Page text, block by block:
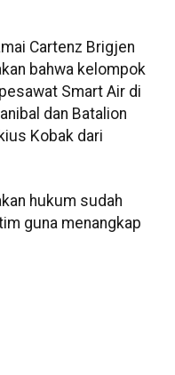
Cartenz Brigjen
bahwa kelompok
Smart Air di
dan Batalion
Kobak dari
hukum sudah
guna menangkap